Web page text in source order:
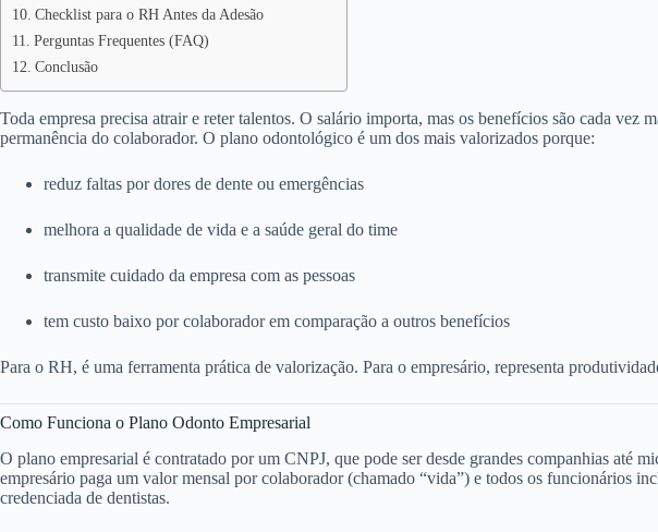
Checklist para o RH Antes da Adesão
Perguntas Frequentes (FAQ)
Conclusão
Toda empresa precisa atrair e reter talentos. O salário importa, mas os benefícios são cada vez
permanência do colaborador. O plano odontológico é um dos mais valorizados porque:
reduz faltas por dores de dente ou emergências
melhora a qualidade de vida e a saúde geral do time
transmite cuidado da empresa com as pessoas
tem custo baixo por colaborador em comparação a outros benefícios
Para o RH, é uma ferramenta prática de valorização. Para o empresário, representa
Como Funciona o Plano Odonto Empresarial
O plano empresarial é contratado por um CNPJ, que pode ser desde grandes companhias até
empresário paga um valor mensal por colaborador (chamado “vida”) e todos os funcionários
credenciada de dentistas.